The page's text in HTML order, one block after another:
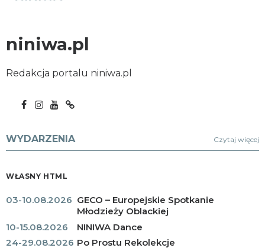
niniwa.pl
Redakcja portalu niniwa.pl
WYDARZENIA Czytaj więcej
WŁASNY HTML
03-10.08.2026 GECO – Europejskie Spotkanie
Młodzieży Oblackiej
10-15.08.2026
NINIWA Dance
24-29.08.2026 Po Prostu Rekolekcje